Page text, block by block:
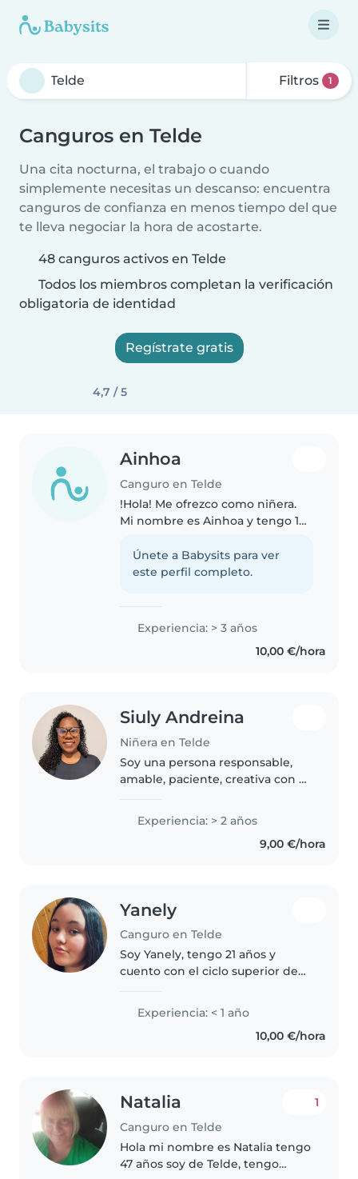
Filtros 1
Canguros en Telde
Una cita nocturna, el trabajo o cuando
simplemente necesitas un descanso: encuentra
canguros de confianza en menos tiempo del que
te lleva negociar la hora de acostarte.
48 canguros activos en Telde
Todos los miembros completan la verificación
obligatoria de identidad
Regístrate gratis
4,7 / 5
Ainhoa
Canguro en Telde
!Hola! Me ofrezco como niñera.
Mi nombre es Ainhoa y tengo 17
pequeños y tengo experiencia
cuidando a primos y niños de mi
Únete a Babysits para ver
este perfil completo.
Experiencia: > 3 años
10,00 €/hora
Siuly Andreina
Niñera en Telde
Soy una persona responsable,
amable, paciente, creativa con y
Tengo 2 años de experiencia
cuidando niños en edades de 1..
Experiencia: > 2 años
9,00 €/hora
Yanely
Canguro en Telde
Soy Yanely, tengo 21 años y
cuento con el ciclo superior de
con niños de 0 a 6 años, lo que
me ha permitido desarrollar
paciencia, responsabilidad..
Experiencia: < 1 año
10,00 €/hora
Natalia
Canguro en Telde
1
Hola mi nombre es Natalia tengo
47 años soy de Telde, tengo